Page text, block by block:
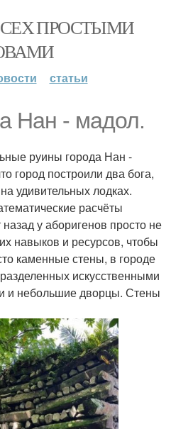
ПРОСТЫМИ
статьи
Нан - мадол.
руины города Нан -
город построили два бога,
удивительных лодках.
расчёты
у аборигенов просто не
навыков и ресурсов, чтобы
каменные стены, в городе
искусственными
и небольшие дворцы. Стены